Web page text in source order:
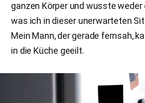
ganzen Körper und wusste weder
was ich in dieser unerwarteten
Mein Mann, der gerade fernsah,
in die Küche geeilt.